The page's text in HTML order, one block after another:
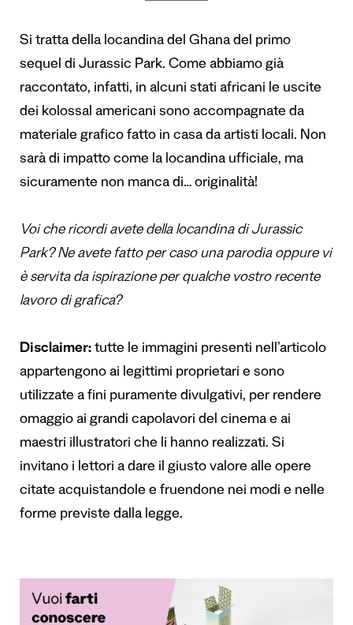
Si tratta della locandina del Ghana del primo
sequel di Jurassic Park. Come abbiamo già
raccontato, infatti, in alcuni stati africani le uscite
dei kolossal americani sono accompagnate da
materiale grafico fatto in casa da artisti locali. Non
sarà di impatto come la locandina ufficiale, ma
sicuramente non manca di… originalità!
Voi che ricordi avete della locandina di Jurassic
Park? Ne avete fatto per caso una parodia oppure vi
è servita da ispirazione per qualche vostro recente
lavoro di grafica?
Disclaimer: tutte le immagini presenti nell’articolo
appartengono ai legittimi proprietari e sono
utilizzate a fini puramente divulgativi, per rendere
omaggio ai grandi capolavori del cinema e ai
maestri illustratori che li hanno realizzati. Si
invitano i lettori a dare il giusto valore alle opere
citate acquistandole e fruendone nei modi e nelle
forme previste dalla legge.